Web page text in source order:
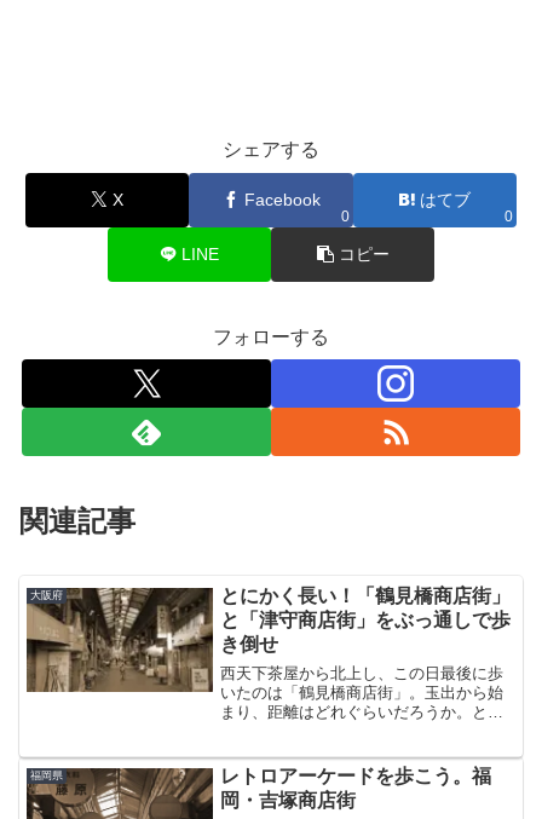
シェアする
X Facebook
0
はてブ
0
LINE コピー
フォローする
関連記事
大阪府
とにかく長い！「鶴見橋商店街」
と「津守商店街」をぶっ通しで歩
き倒せ
西天下茶屋から北上し、この日最後に歩
いたのは「鶴見橋商店街」。玉出から始
まり、距離はどれぐらいだろうか。とに
有名な商店街。着いたのが真ん中らへん
だったので、いやいや端...
福岡県
レトロアーケードを歩こう。福
岡・吉塚商店街